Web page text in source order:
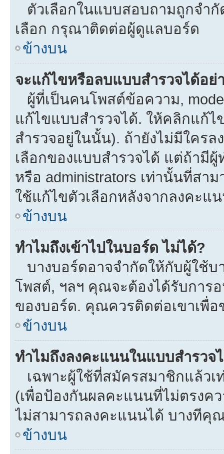
ตัวเลือกในแบบสอบถามถูกจำ
เลือก กรุณาติดต่อผู้ดูแลบอร์ด
ข้างบน
จะแก้ไขหรือลบแบบสำรวจได้อย่
ผู้ที่เป็นคนโพสต์ข้อความ,
แก้ไขแบบสำรวจได้. ให้คลิกแก้
สำรวจอยู่ในนั้น). ถ้ายังไม่มีใคร
เลือกของแบบสำรวจได้ แต่ถ้ามีผู้
หรือ administrators เท่านั้นที่สา
ใช้แก้ไขตัวเลือกหลังจากลงคะแ
ข้างบน
ทำไมถึงเข้าไปในบอร์ด ไม่ได้?
บางบอร์ดอาจจำกัดให้กับผู้ใช้บ
โพสต์, ฯลฯ คุณจะต้องได้รับการ
ของบอร์ด. คุณควรติดต่อเขาเพื่
ข้างบน
ทำไมถึงลงคะแนนในแบบสำรวจ
เฉพาะผู้ใช้ที่สมัครสมาชิกแล้ว
(เพื่อป้องกันผลคะแนนที่ไม่ตรงค
ไม่สามารถลงคะแนนได้ บางทีคุ
ข้างบน